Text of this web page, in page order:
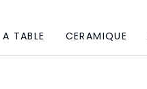
A TABLE CERAMIQUE